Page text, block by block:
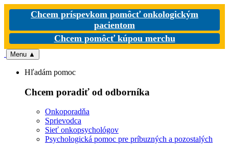
Chcem príspevkom pomôcť onkologickým
pacientom
Chcem pomôcť kúpou merchu
Menu ▲
Hľadám pomoc
Chcem poradiť od odborníka
Onkoporadňa
Sprievodca
Sieť onkopsychológov
Psychologická pomoc pre príbuzných a pozostalých